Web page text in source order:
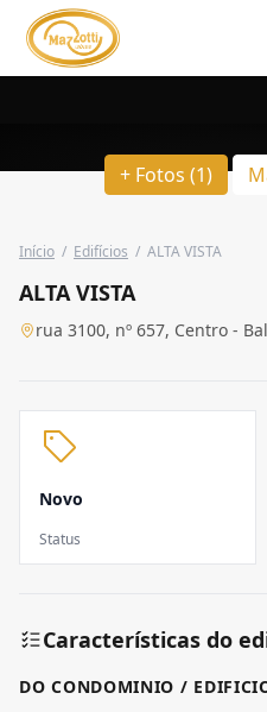
+ Fotos (1)
Início / Edifícios / ALTA VISTA
ALTA VISTA
rua 3100, nº 657, Centro -
Novo
Status
Características do
DO CONDOMINIO /